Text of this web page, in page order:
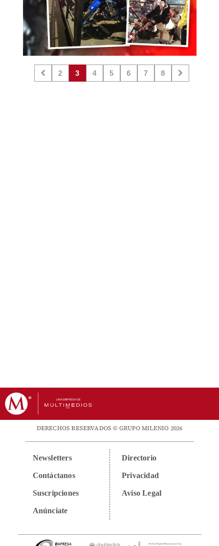
2 3 4 5 6 7 8
DERECHOS RESERVADOS © GRUPO MILENIO 2026
Newsletters
Contáctanos
Suscripciones
Anúnciate
Directorio
Privacidad
Aviso Legal